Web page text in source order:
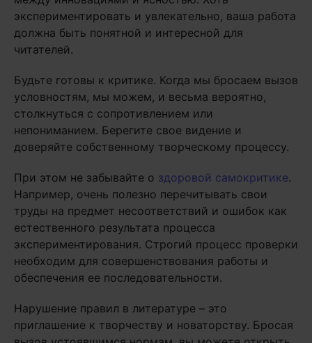
экспериментировать и увлекательно, ваша работа
должна быть понятной и интересной для
читателей.
Будьте готовы к критике. Когда мы бросаем вызов
условностям, мы можем, и весьма вероятно,
столкнуться с сопротивлением или
непониманием. Берегите свое видение и
доверяйте собственному творческому процессу.
При этом не забывайте о здоровой самокритике.
Например, очень полезно перечитывать свои
труды на предмет несоответствий и ошибок как
естественного результата процесса
экспериментирования. Строгий процесс проверки
необходим для совершенствования работы и
обеспечения ее последовательности.
Нарушение правил в литературе – это
приглашение к творчеству и новаторству. Бросая